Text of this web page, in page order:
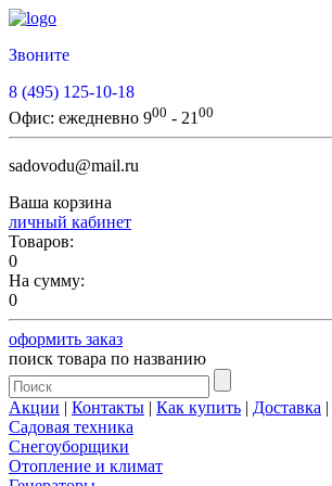
Звоните
8 (495) 125-10-18
Офис: ежедневно 900 - 21 00
sadovodu@mail.ru
Ваша корзина
личный кабинет
Товаров:
0
На сумму:
0
оформить заказ
поиск товара по названию
Акции | Контакты | Как купить | Доставка |
Садовая техника
Снегоуборщики
Отопление и климат